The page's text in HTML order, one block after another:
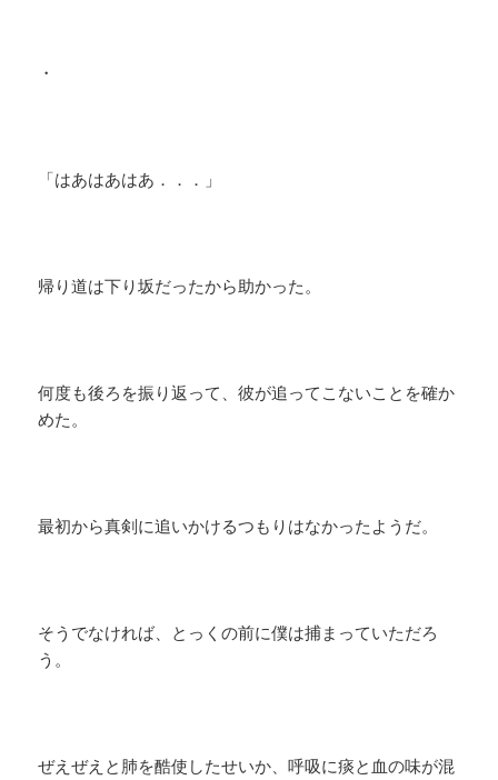
・
「はあはあはあ．．．」
帰り道は下り坂だったから助かった。
何度も後ろを振り返って、彼が追ってこないことを確か
めた。
最初から真剣に追いかけるつもりはなかったようだ。
そうでなければ、とっくの前に僕は捕まっていただろ
う。
ぜえぜえと肺を酷使したせいか、呼吸に痰と血の味が混